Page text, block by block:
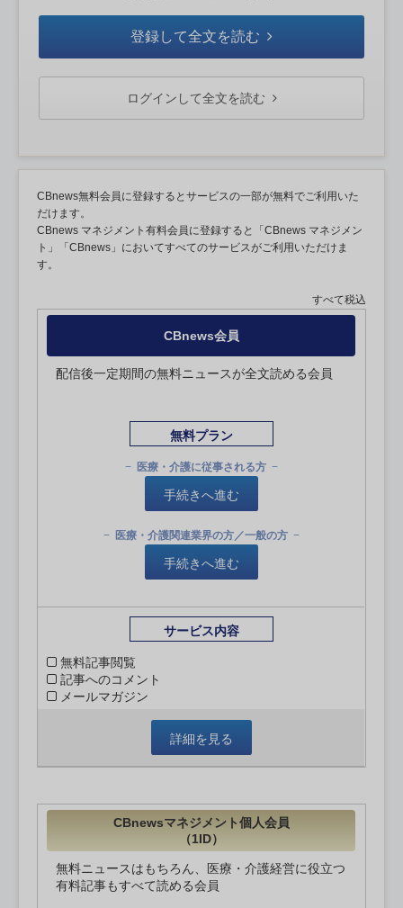
登録して全文を読む
ログインして全文を読む
CBnews無料会員に登録するとサービスの一部が無料でご利用いた
だけます。
CBnews マネジメント有料会員に登録すると「CBnews マネジメン
ト」「CBnews」においてすべてのサービスがご利用いただけま
す。
すべて税込
CBnews会員
配信後一定期間の無料ニュースが全文読める会員
無料プラン
医療・介護に従事される方
手続きへ進む
医療・介護関連業界の方／一般の方
手続きへ進む
サービス内容
無料記事閲覧
記事へのコメント
メールマガジン
詳細を見る
CBnewsマネジメント個人会員
（1ID）
無料ニュースはもちろん、医療・介護経営に役立つ
有料記事もすべて読める会員